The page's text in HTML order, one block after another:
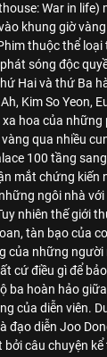
War in life)
khung giờ vàng
thuộc thể loại
sóng độc
Hai và thứ Ba
Kim So Yeon,
hoa của
qua nhiều
100 tầng
mắt chứng kiến
ngôi nhà
nhiên thế giới
tàn bạo của
của những người
cứ điều gì để
ba hoàn hảo
của diễn viên.
đạo diễn Joo
câu chuyện